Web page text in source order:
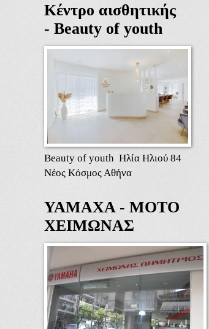
Κέντρο αισθητικής
- Beauty of youth
Beauty of youth Ηλία Ηλιού 84
Νέος Κόσμος Αθήνα
ΥΑΜΑΧΑ - ΜΟΤΟ
ΧΕΙΜΩΝΑΣ